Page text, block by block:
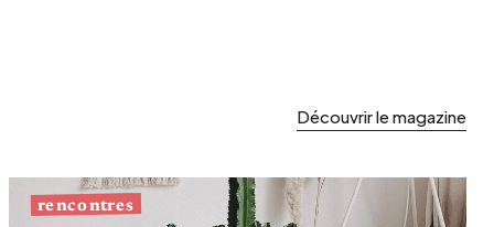
Découvrir le magazine
rencontres